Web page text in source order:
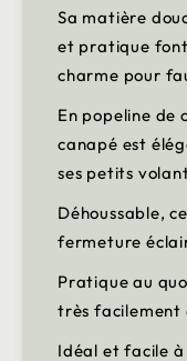
Sa matière
et pratique
charme pour
En popeline de
canapé est
ses petits
Déhoussable,
fermeture
Pratique au
très facilement
Idéal et facile à